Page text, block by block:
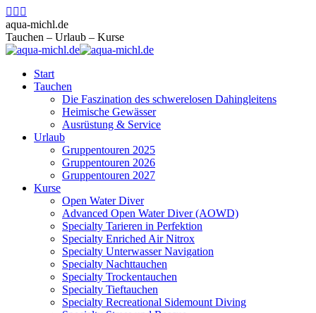
Zum
Inhalt
springen
Facebook
page
opens
in
window
Instagram
page
opens
in
window
Mail
page
opens
new
window
aqua-michl.de
Tauchen – Urlaub – Kurse
Start
Tauchen
Die Faszination des schwerelosen Dahingleitens
Heimische Gewässer
Ausrüstung & Service
Urlaub
Gruppentouren 2025
Gruppentouren 2026
Gruppentouren 2027
Kurse
Open Water Diver
Advanced Open Water Diver (AOWD)
Specialty Tarieren in Perfektion
Specialty Enriched Air Nitrox
Specialty Unterwasser Navigation
Specialty Nachttauchen
Specialty Trockentauchen
Specialty Tieftauchen
Specialty Recreational Sidemount Diving